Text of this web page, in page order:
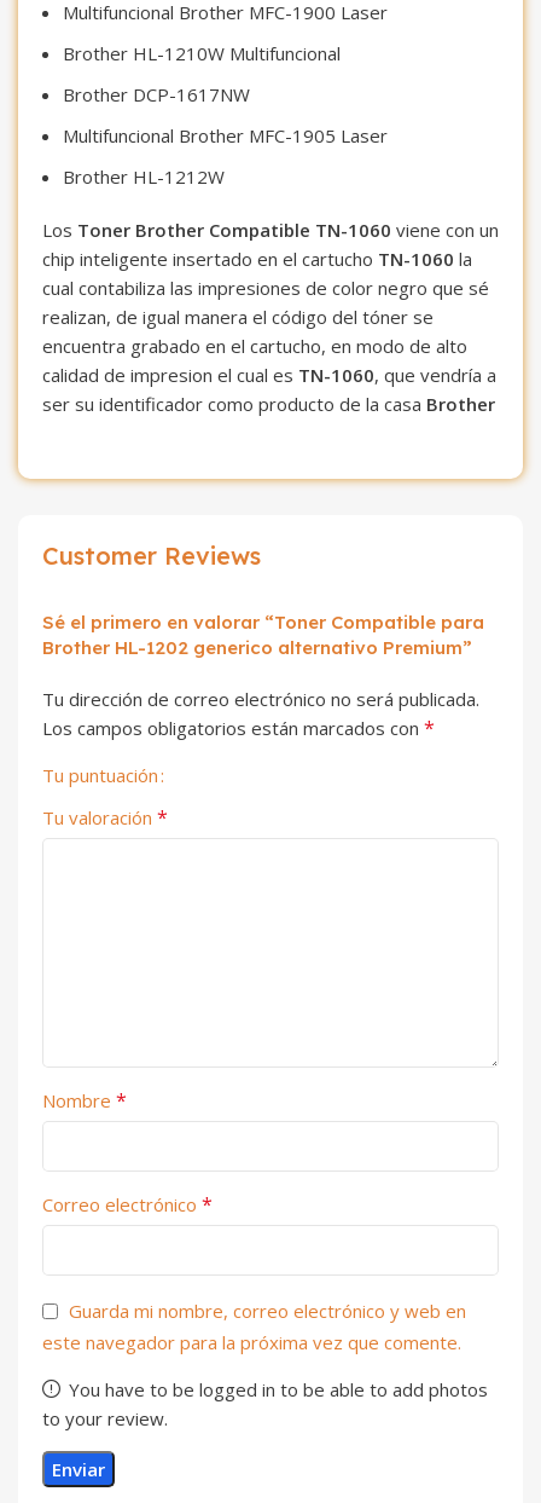
Multifuncional Brother MFC-1900 Laser
Brother HL-1210W Multifuncional
Brother DCP-1617NW
Multifuncional Brother MFC-1905 Laser
Brother HL-1212W
Los Toner Brother Compatible TN-1060 viene con un
chip inteligente insertado en el cartucho TN-1060 la
cual contabiliza las impresiones de color negro que sé
realizan, de igual manera el código del tóner se
encuentra grabado en el cartucho, en modo de alto
calidad de impresion el cual es TN-1060, que vendría a
ser su identificador como producto de la casa Brother
Customer Reviews
Sé el primero en valorar “Toner Compatible para
Brother HL-1202 generico alternativo Premium”
Tu dirección de correo electrónico no será publicada.
Los campos obligatorios están marcados con *
Tu puntuación
Tu valoración *
Nombre *
Correo electrónico *
Guarda mi nombre, correo electrónico y web en
este navegador para la próxima vez que comente.
You have to be logged in to be able to add photos
to your review.